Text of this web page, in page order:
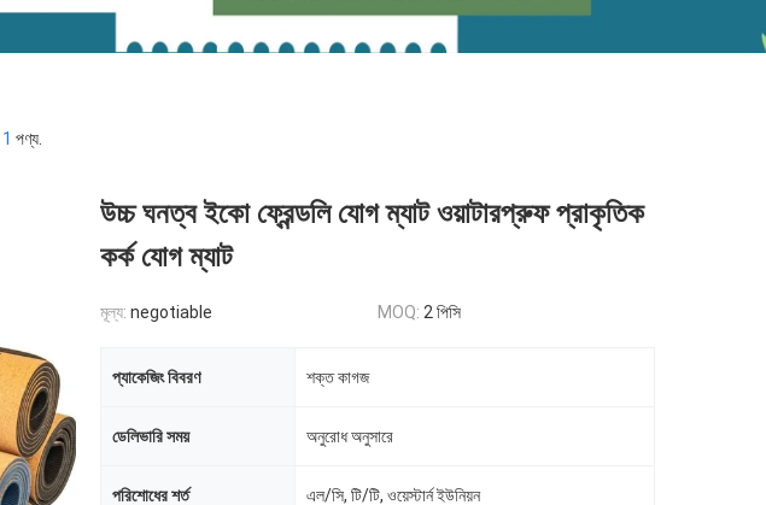
1 পণ্য.
উচ্চ ঘনত্ব ইকো ফ্রেন্ডলি যোগ ম্যাট ওয়াটারপ্রুফ প্রাকৃতিক
কর্ক যোগ ম্যাট
মূল্য: negotiable MOQ: 2 পিসি
প্যাকেজিং বিবরণ শক্ত কাগজ
ডেলিভারি সময় অনুরোধ অনুসারে
পরিশোধের শর্ত এল/সি, টি/টি, ওয়েস্টার্ন ইউনিয়ন